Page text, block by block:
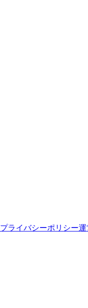
プライバシーポリシー運